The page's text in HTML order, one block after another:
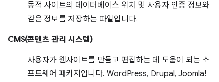
동적 사이트의 데이터베이스 위치 및 사용자 인증 정보와
같은 정보를 저장하는 파일입니다.
CMS(콘텐츠 관리 시스템)
사용자가 웹사이트를 만들고 편집하는 데 도움이 되는 소
프트웨어 패키지입니다. WordPress, Drupal, Joomla!